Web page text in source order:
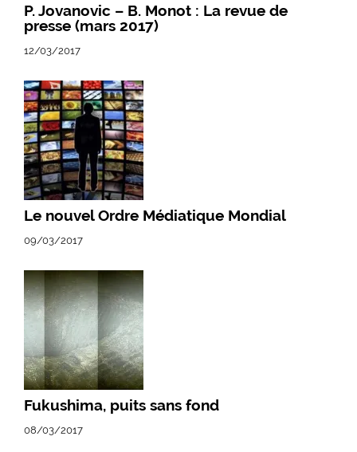
P. Jovanovic – B. Monot : La revue de
presse (mars 2017)
12/03/2017
Le nouvel Ordre Médiatique Mondial
09/03/2017
Fukushima, puits sans fond
08/03/2017